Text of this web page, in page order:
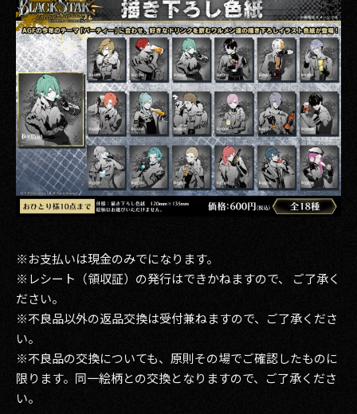
※お支払いは現金のみでになります。
※レシート（領収証）の発行はできかねますので、 ご了承く
ださい。
※不良品以外の返品交換は受付兼ねますので、ご了承くださ
い。
※不良品の交換についても、原則その場でご確認したものに
限ります。同一絵柄との交換となりますので、ご了承くださ
い。